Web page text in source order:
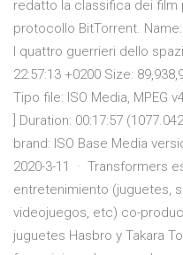
redatto la classifica dei film
protocollo BitTorrent.
I quattro guerrieri dello
22:57:13 +0200 Size:
Tipo file: ISO Media, MPEG
] Duration: 00:17:57
brand: ISO Base Media
2020-3-11 · Transformers
entretenimiento (juguetes,
videojuegos, etc) co-
juguetes Hasbro y Takara